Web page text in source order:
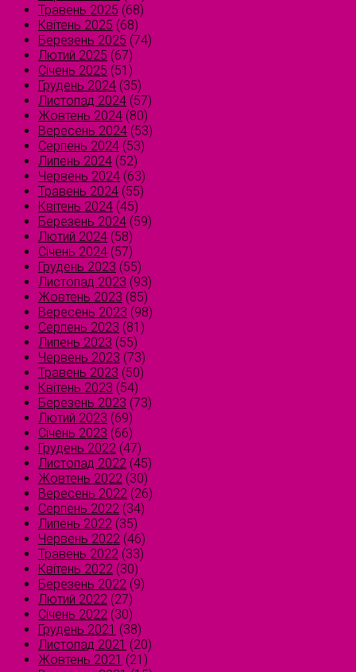
Травень 2025 (68)
Квітень 2025 (68)
Березень 2025 (74)
Лютий 2025 (67)
Січень 2025 (51)
Грудень 2024 (35)
Листопад 2024 (57)
Жовтень 2024 (80)
Вересень 2024 (53)
Серпень 2024 (53)
Липень 2024 (52)
Червень 2024 (63)
Травень 2024 (55)
Квітень 2024 (45)
Березень 2024 (59)
Лютий 2024 (58)
Січень 2024 (57)
Грудень 2023 (55)
Листопад 2023 (93)
Жовтень 2023 (85)
Вересень 2023 (98)
Серпень 2023 (81)
Липень 2023 (55)
Червень 2023 (73)
Травень 2023 (50)
Квітень 2023 (54)
Березень 2023 (73)
Лютий 2023 (69)
Січень 2023 (66)
Грудень 2022 (47)
Листопад 2022 (45)
Жовтень 2022 (30)
Вересень 2022 (26)
Серпень 2022 (34)
Липень 2022 (35)
Червень 2022 (46)
Травень 2022 (33)
Квітень 2022 (30)
Березень 2022 (9)
Лютий 2022 (27)
Січень 2022 (30)
Грудень 2021 (38)
Листопад 2021 (20)
Жовтень 2021 (21)